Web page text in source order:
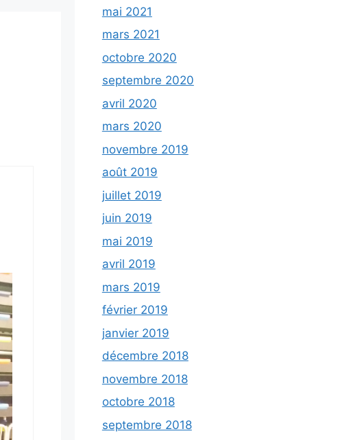
mai 2021
mars 2021
octobre 2020
septembre 2020
avril 2020
mars 2020
novembre 2019
août 2019
juillet 2019
juin 2019
mai 2019
avril 2019
mars 2019
février 2019
janvier 2019
décembre 2018
novembre 2018
octobre 2018
septembre 2018